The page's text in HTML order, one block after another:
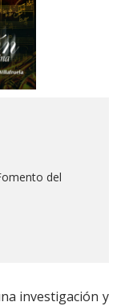
del
investigación y